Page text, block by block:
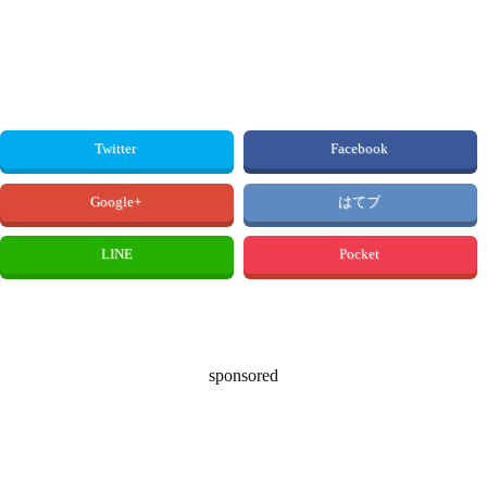
Twitter Facebook
Google+ はてブ
LINE Pocket
sponsored